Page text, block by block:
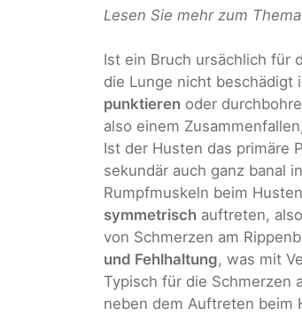
Lesen Sie mehr zum
Ist ein Bruch ursächlich für
die Lunge nicht beschädigt
punktieren oder
also einem
Ist der Husten das primäre
sekundär auch ganz banal
Rumpfmuskeln beim
symmetrisch auftreten,
von Schmerzen am
und Fehlhaltung, was mit
Typisch für die Schmerzen
neben dem Auftreten beim